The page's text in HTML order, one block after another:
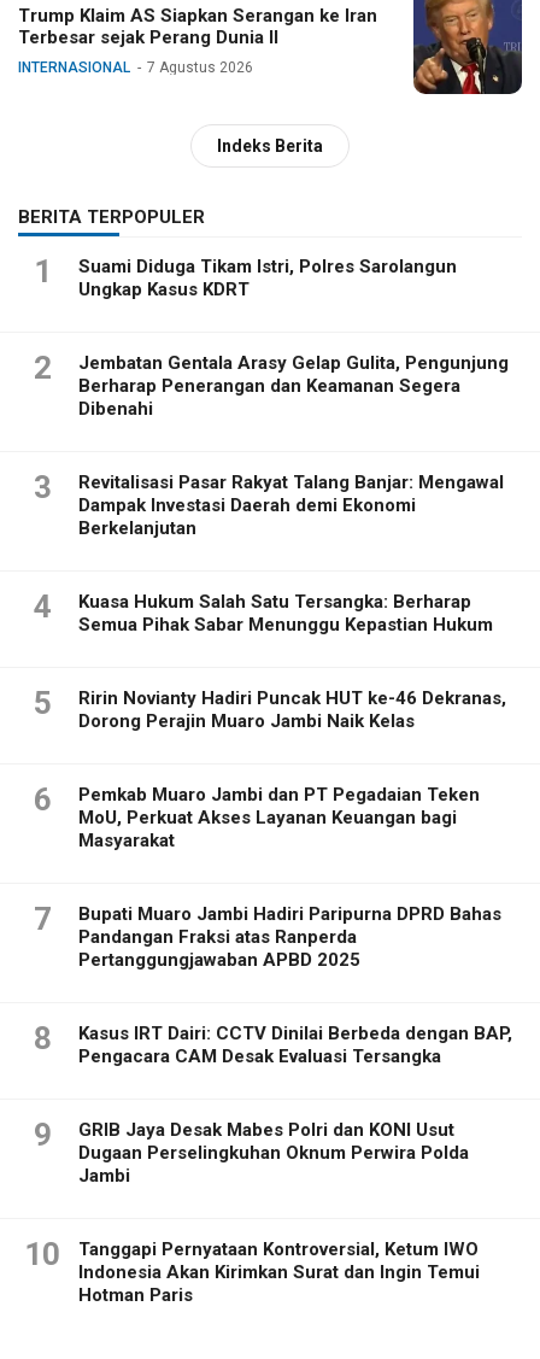
Trump Klaim AS Siapkan Serangan ke Iran
Terbesar sejak Perang Dunia II
INTERNASIONAL 7 Agustus 2026
Indeks Berita
BERITA TERPOPULER
1
Suami Diduga Tikam Istri, Polres Sarolangun
Ungkap Kasus KDRT
2
Jembatan Gentala Arasy Gelap Gulita, Pengunjung
Berharap Penerangan dan Keamanan Segera
Dibenahi
3
Revitalisasi Pasar Rakyat Talang Banjar: Mengawal
Dampak Investasi Daerah demi Ekonomi
Berkelanjutan
4
Kuasa Hukum Salah Satu Tersangka: Berharap
Semua Pihak Sabar Menunggu Kepastian Hukum
5
Ririn Novianty Hadiri Puncak HUT ke-46 Dekranas,
Dorong Perajin Muaro Jambi Naik Kelas
6
Pemkab Muaro Jambi dan PT Pegadaian Teken
MoU, Perkuat Akses Layanan Keuangan bagi
Masyarakat
7
Bupati Muaro Jambi Hadiri Paripurna DPRD Bahas
Pandangan Fraksi atas Ranperda
Pertanggungjawaban APBD 2025
8
Kasus IRT Dairi: CCTV Dinilai Berbeda dengan BAP,
Pengacara CAM Desak Evaluasi Tersangka
9
GRIB Jaya Desak Mabes Polri dan KONI Usut
Dugaan Perselingkuhan Oknum Perwira Polda
Jambi
10
Tanggapi Pernyataan Kontroversial, Ketum IWO
Indonesia Akan Kirimkan Surat dan Ingin Temui
Hotman Paris